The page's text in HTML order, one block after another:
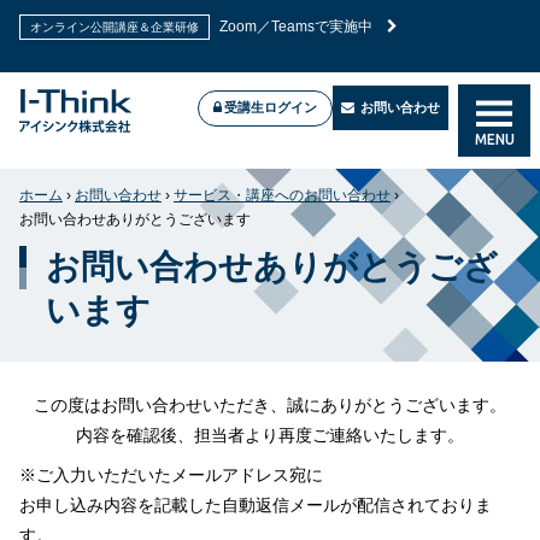
オンライン公開講座＆企業研修 Zoom／Teamsで実施中
受講生ログイン お問い合わせ
MENU
お問い合わせありがとうござ
います
ホーム › お問い合わせ › サービス・講座へのお問い合わせ ›
お問い合わせありがとうございます
この度はお問い合わせいただき、誠にありがとうございます。
内容を確認後、担当者より再度ご連絡いたします。
※ご入力いただいたメールアドレス宛に
お申し込み内容を記載した自動返信メールが配信されておりま
す。